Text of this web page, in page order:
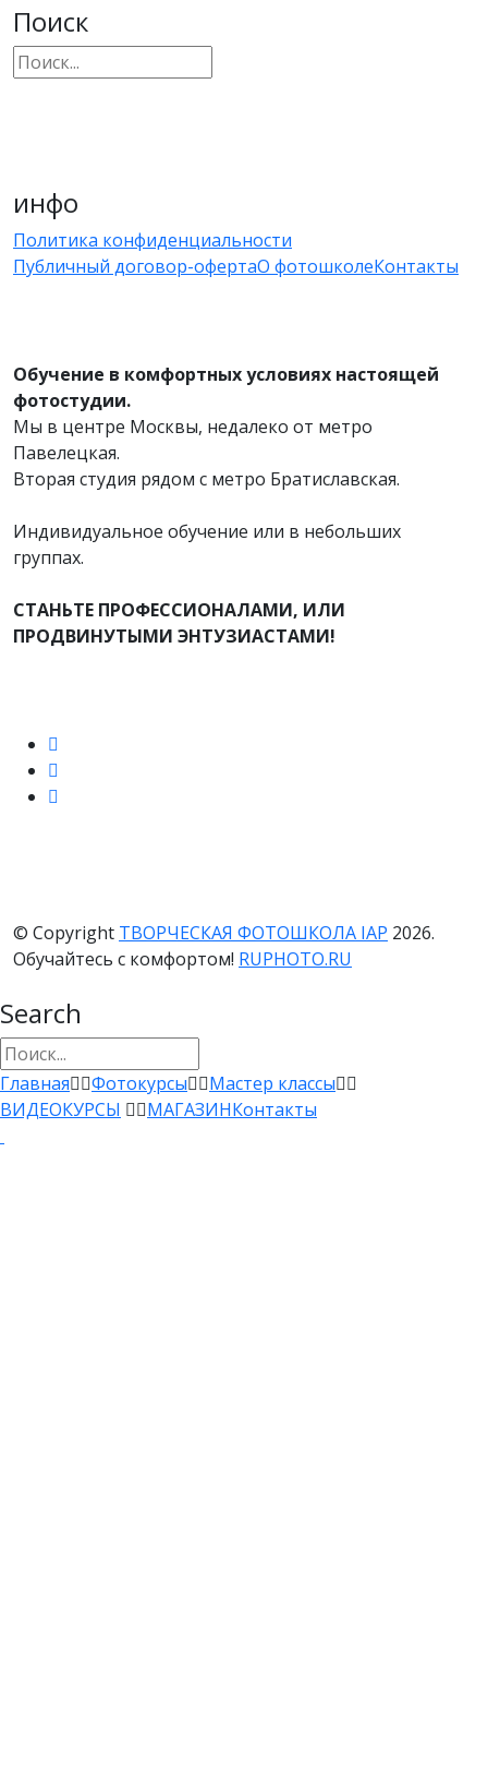
Поиск
инфо
Политика конфиденциальности
Публичный договор-офертаО фотошколеКонтакты
Обучение в комфортных условиях настоящей
фотостудии.
Мы в центре Москвы, недалеко от метро
Павелецкая.
Вторая студия рядом с метро Братиславская.
Индивидуальное обучение или в небольших
группах.
СТАНЬТЕ ПРОФЕССИОНАЛАМИ, ИЛИ
ПРОДВИНУТЫМИ ЭНТУЗИАСТАМИ!
© Copyright ТВОРЧЕСКАЯ ФОТОШКОЛА IAP 2026.
Обучайтесь с комфортом! RUPHOTO.RU
Search
Главная Фотокурсы
Мастер классы
ВИДЕОКУРСЫ
МАГАЗИНКонтакты